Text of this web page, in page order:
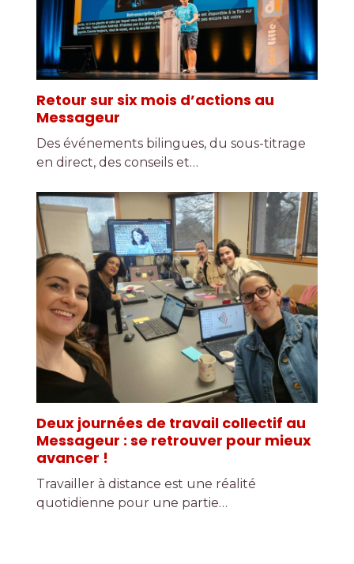
Retour sur six mois d’actions au
Messageur
Des événements bilingues, du sous-titrage
en direct, des conseils et…
Deux journées de travail collectif au
Messageur : se retrouver pour mieux
avancer !
Travailler à distance est une réalité
quotidienne pour une partie…